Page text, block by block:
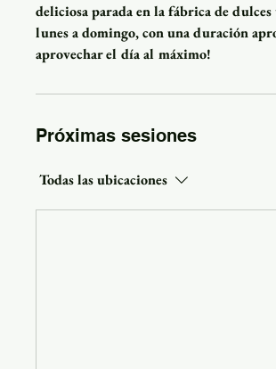
deliciosa parada en la fábrica de
lunes a domingo, con una duración
aprovechar el día al máximo!
Próximas sesiones
Todas las ubicaciones